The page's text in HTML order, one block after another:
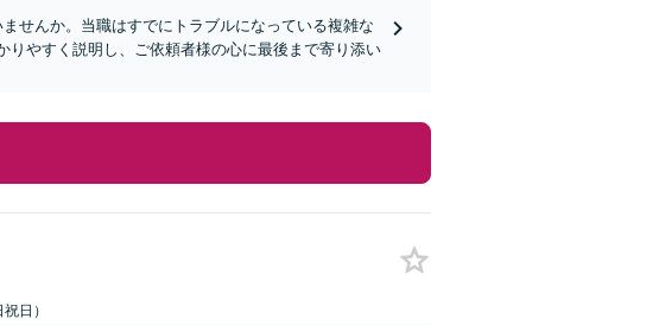
せんか。当職はすでにトラブルになっている複雑な
やすく説明し、ご依頼者様の心に最後まで寄り添い
日）